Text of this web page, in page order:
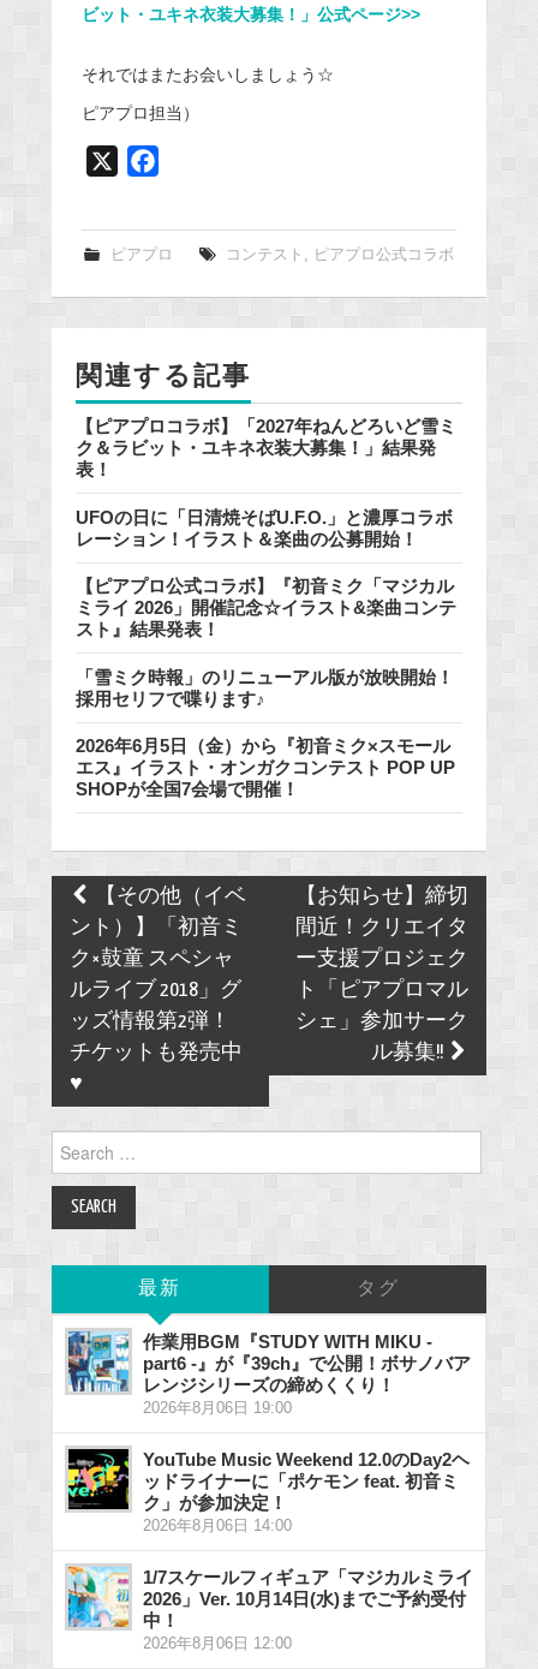
ビット・ユキネ衣装大募集！」公式ページ>>
それではまたお会いしましょう☆
ピアプロ担当）
e
o
k
ピアプロ コンテスト , ピアプロ公式コラボ
関連する記事
【ピアプロコラボ】「2027年ねんどろいど雪ミ
ク＆ラビット・ユキネ衣装大募集！」結果発
表！
UFOの日に「日清焼そばU.F.O.」と濃厚コラボ
レーション！イラスト＆楽曲の公募開始！
【ピアプロ公式コラボ】『初音ミク「マジカル
ミライ 2026」開催記念☆イラスト&楽曲コンテ
スト』結果発表！
「雪ミク時報」のリニューアル版が放映開始！
採用セリフで喋ります♪
2026年6月5日（金）から『初音ミク×スモール
エス』イラスト・オンガクコンテスト POP UP
SHOPが全国7会場で開催！
Post
navigation
【その他（イベ
ント）】「初音ミ
ク×鼓童 スペシャ
ルライブ 2018」グ
ッズ情報第2弾！
チケットも発売中
♥
【お知らせ】締切
間近！クリエイタ
ー支援プロジェク
ト「ピアプロマル
シェ」参加サーク
ル募集!!
for:
最新 タグ
作業用BGM『STUDY WITH MIKU -
part6 -』が『39ch』で公開！ボサノバア
レンジシリーズの締めくくり！
2026年8月06日 19:00
YouTube Music Weekend 12.0のDay2ヘ
ッドライナーに「ポケモン feat. 初音ミ
ク」が参加決定！
2026年8月06日 14:00
1/7スケールフィギュア「マジカルミライ
2026」Ver. 10月14日(水)までご予約受付
中！
2026年8月06日 12:00